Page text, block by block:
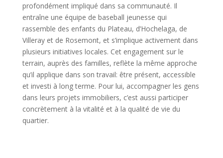
profondément impliqué dans sa communauté. Il
entraîne une équipe de baseball jeunesse qui
rassemble des enfants du Plateau, d’Hochelaga, de
Villeray et de Rosemont, et s’implique activement dans
plusieurs initiatives locales. Cet engagement sur le
terrain, auprès des familles, reflète la même approche
qu’il applique dans son travail: être présent, accessible
et investi à long terme. Pour lui, accompagner les gens
dans leurs projets immobiliers, c’est aussi participer
concrètement à la vitalité et à la qualité de vie du
quartier.